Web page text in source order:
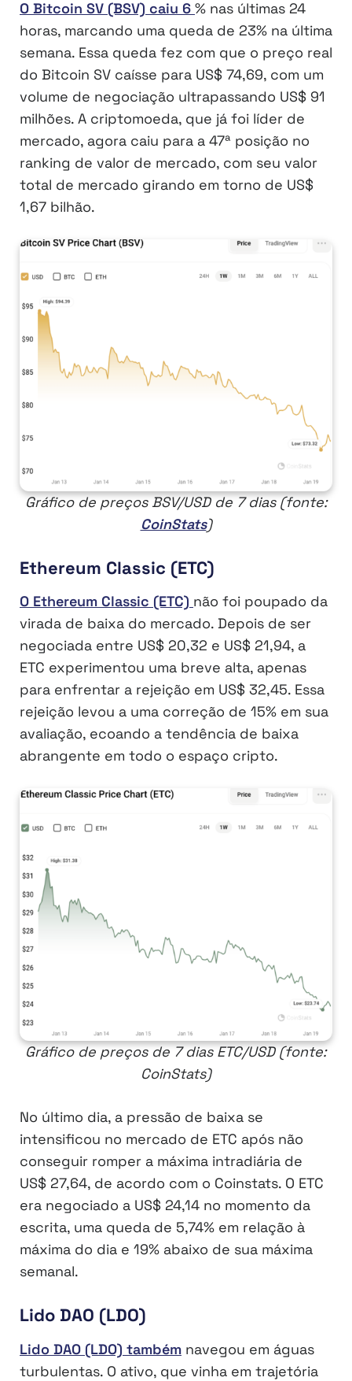
O Bitcoin SV (BSV) caiu 6 % nas últimas 24
horas, marcando uma queda de 23% na última
semana. Essa queda fez com que o preço real
do Bitcoin SV caísse para US$ 74,69, com um
volume de negociação ultrapassando US$ 91
milhões. A criptomoeda, que já foi líder de
mercado, agora caiu para a 47ª posição no
ranking de valor de mercado, com seu valor
total de mercado girando em torno de US$
1,67 bilhão.
Gráfico de preços BSV/USD de 7 dias (fonte:
CoinStats)
Ethereum Classic (ETC)
O Ethereum Classic (ETC) não foi poupado da
virada de baixa do mercado. Depois de ser
negociada entre US$ 20,32 e US$ 21,94, a
ETC experimentou uma breve alta, apenas
para enfrentar a rejeição em US$ 32,45. Essa
rejeição levou a uma correção de 15% em sua
avaliação, ecoando a tendência de baixa
abrangente em todo o espaço cripto.
Gráfico de preços de 7 dias ETC/USD (fonte:
CoinStats)
No último dia, a pressão de baixa se
intensificou no mercado de ETC após não
conseguir romper a máxima intradiária de
US$ 27,64, de acordo com o Coinstats. O ETC
era negociado a US$ 24,14 no momento da
escrita, uma queda de 5,74% em relação à
máxima do dia e 19% abaixo de sua máxima
semanal.
Lido DAO (LDO)
Lido DAO (LDO) também navegou em águas
turbulentas. O ativo, que vinha em trajetória